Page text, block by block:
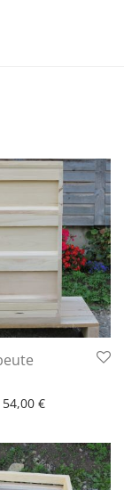
€
Arbeitstage